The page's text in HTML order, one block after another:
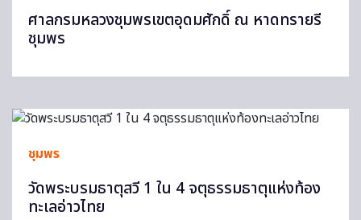
ศาลกรมหลวงชุมพรเขตอุดมศักดิ์ ณ หาดทรายรี
ชุมพร
ชุมพร
วัดพระบรมธาตุสวี 1 ใน 4 จตุธรรมธาตุแห่งท้อง
ทะเลอ่าวไทย